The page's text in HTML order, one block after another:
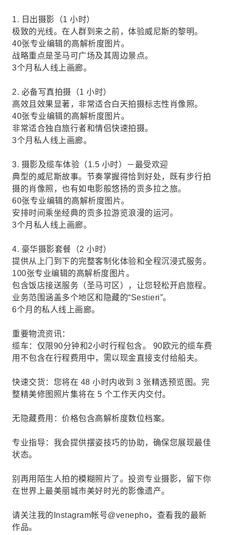
1. 日出摄影（1 小时）
极致的光线。在人群到来之前，体验威尼斯的黎明。
40张专业编辑的高解析度图片。
战略重点是圣马可广场及其周边景点。
3个月私人线上画廊。
2. 必备写真拍摄（1 小时）
高效且效果​​显著，非常适合白天拍摄标志性肖像照。
40张专业编辑的高解析度图片。
非常适合独自旅行者和情侣快速拍摄。
3个月私人线上画廊。
3. 摄影及缆车体验（1.5 小时）－最受欢迎
典型的威尼斯故事。节奏掌握得恰到好处，既有步行拍
摄的肖像照，也有如电影般悠扬的贡多拉之旅。
60张专业编辑的高解析度图片。
安排时间乘坐经典的贡多拉游览浪漫的运河。
3个月私人线上画廊。
4. 豪华摄影套餐（2 小时）
提供从上门到下的完整客制化体验和全程沉浸式服务。
100张专业编辑的高解析度图片。
包含饭店接送服务（圣马可区），让您轻松开启旅程。
业务范围涵盖多个地区和隐藏的“Sestieri”。
6个月的私人线上画廊。
重要物流资讯：
缆车：仅限90分钟和2小时行程包含。 90欧元的缆车费
用不包含在行程费用中，需以现金直接支付给船夫。
快速交货：您将在 48 小时内收到 3 张精选预览图。完
整精美修图照片集将在 5 个工作天内交付。
无隐藏费用：价格包含高解析度数位档案。
专业指导：我会提供摆姿技巧的协助，确保您展现最佳
状态。
别再用陌生人拍的模糊照片了。投资专业摄影，留下你
在世界上最美丽城市美好时光的影像遗产。
请关注我的Instagram帐号@venepho，查看我的最新
作品。